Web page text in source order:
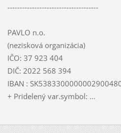
-------------------------------------
PAVLO n.o.
(nezisková organizácia)
IČO: 37 923 404
DIČ: 2022 568 394
IBAN :
+ Pridelený var.symbol: ...